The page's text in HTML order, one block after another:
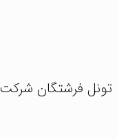
تونل فرشتگان شرکت